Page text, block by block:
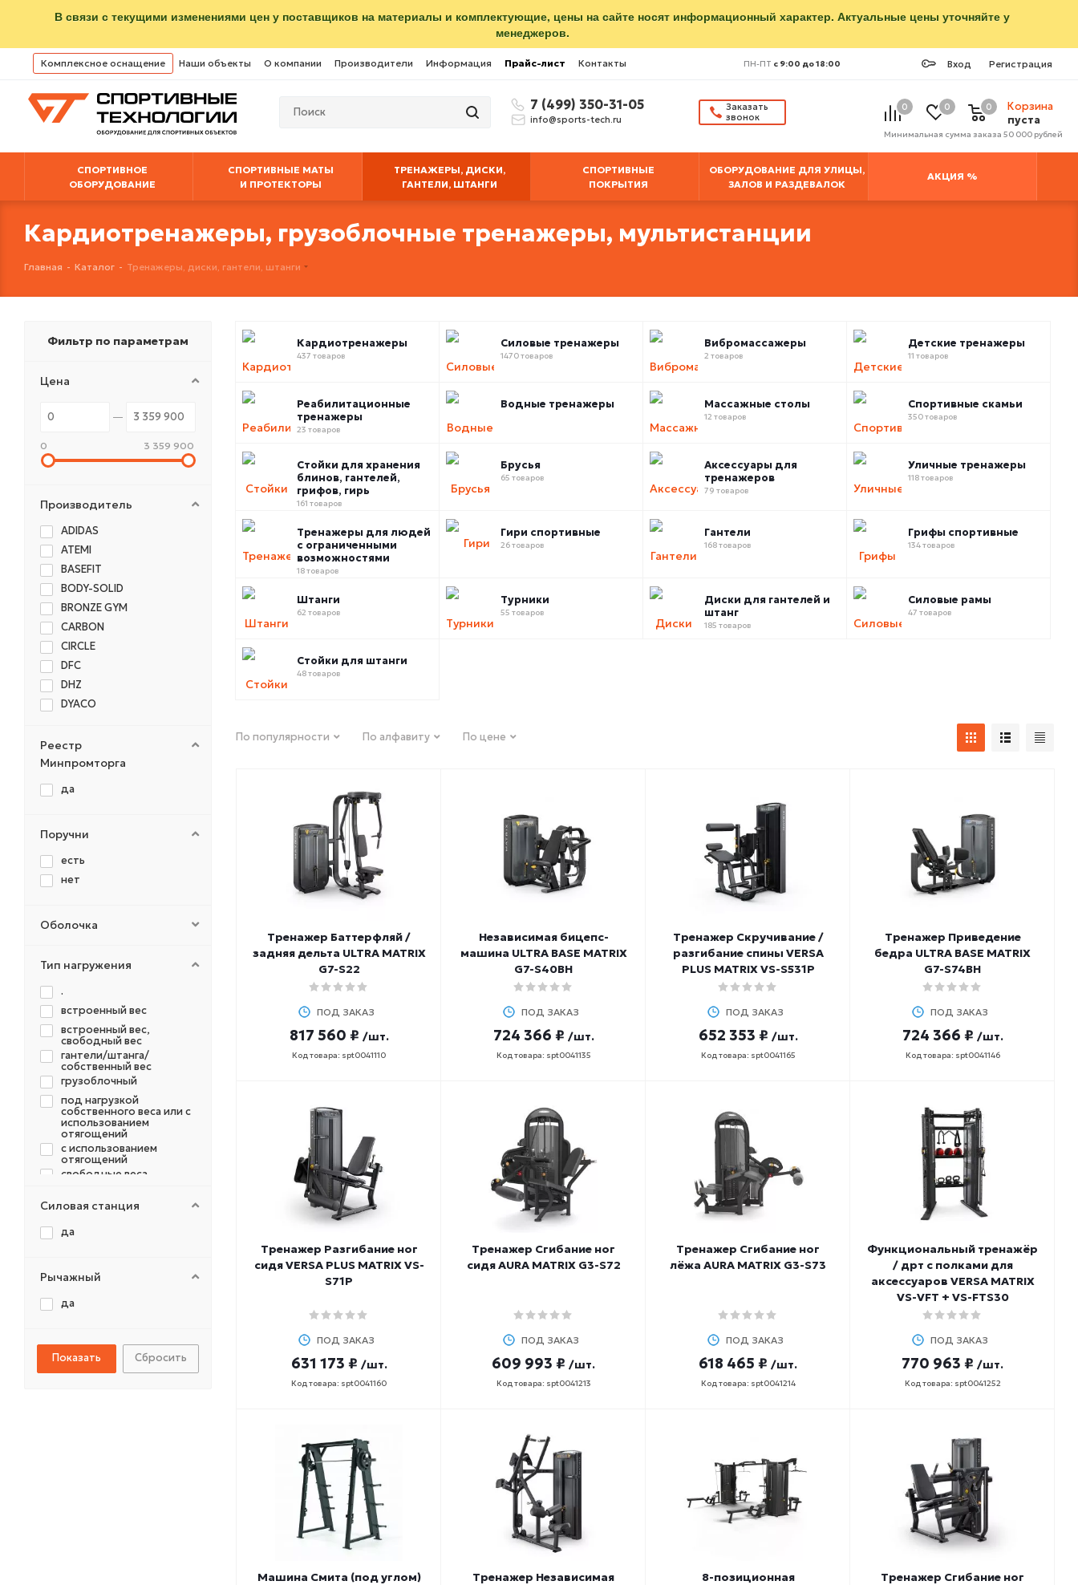
В связи с текущими изменениями цен у поставщиков на материалы и комплектующие, цены на сайте носят информационный характер. Актуальные цены уточняйте у
менеджеров.
Комплексное оснащение Наши объекты О компании Производители Информация Прайс-лист Контакты Вход Регистрация
ПН-ПТ с 9:00 до 18:00
7 (499) 350-31-05
info@sports-tech.ru
Заказать
звонок
0 0
Корзина
пуста
0
Минимальная сумма заказа 50 000 рублей
СПОРТИВНОЕ
ОБОРУДОВАНИЕ
СПОРТИВНЫЕ МАТЫ
И ПРОТЕКТОРЫ
ТРЕНАЖЕРЫ, ДИСКИ,
ГАНТЕЛИ, ШТАНГИ
СПОРТИВНЫЕ
ПОКРЫТИЯ
ОБОРУДОВАНИЕ ДЛЯ УЛИЦЫ,
ЗАЛОВ И РАЗДЕВАЛОК
АКЦИЯ %
Кардиотренажеры, грузоблочные тренажеры, мультистанции
Главная - Каталог - Тренажеры, диски, гантели, штанги
Кардиотренажеры
437 товаров
Силовые тренажеры
1470 товаров
Вибромассажеры
2 товаров
Детские тренажеры
11 товаров
Реабилитационные
тренажеры
23 товаров
Водные тренажеры Массажные столы
12 товаров
Спортивные скамьи
350 товаров
Стойки для хранения
блинов, гантелей,
грифов, гирь
161 товаров
Брусья
65 товаров
Аксессуары для
тренажеров
79 товаров
Уличные тренажеры
118 товаров
Тренажеры для людей
с ограниченными
возможностями
18 товаров
Гири спортивные
26 товаров
Гантели
168 товаров
Грифы спортивные
134 товаров
Штанги
62 товаров
Турники
55 товаров
Диски для гантелей и
штанг
185 товаров
Силовые рамы
47 товаров
Стойки для штанги
48 товаров
По популярности По алфавиту По цене
Тренажер Баттерфляй /
задняя дельта ULTRA MATRIX
G7-S22
ПОД ЗАКАЗ
817 560 ₽ /шт.
Код товара: spt0041110
Независимая бицепс-
машина ULTRA BASE MATRIX
G7-S40BH
ПОД ЗАКАЗ
724 366 ₽ /шт.
Код товара: spt0041135
Тренажер Скручивание /
разгибание спины VERSA
PLUS MATRIX VS-S531P
ПОД ЗАКАЗ
652 353 ₽ /шт.
Код товара: spt0041165
Тренажер Приведение
бедра ULTRA BASE MATRIX
G7-S74BH
ПОД ЗАКАЗ
724 366 ₽ /шт.
Код товара: spt0041146
Тренажер Разгибание ног
сидя VERSA PLUS MATRIX VS-
S71P
ПОД ЗАКАЗ
631 173 ₽ /шт.
Код товара: spt0041160
Тренажер Сгибание ног
сидя AURA MATRIX G3-S72
ПОД ЗАКАЗ
609 993 ₽ /шт.
Код товара: spt0041213
Тренажер Сгибание ног
лёжа AURA MATRIX G3-S73
ПОД ЗАКАЗ
618 465 ₽ /шт.
Код товара: spt0041214
Функциональный тренажёр
/ дрт с полками для
аксессуаров VERSA MATRIX
VS-VFT + VS-FTS30
ПОД ЗАКАЗ
770 963 ₽ /шт.
Код товара: spt0041252
Машина Смита (под углом)
Тренажер Независимая
8-позиционная
Тренажер Сгибание ног
Фильтр по параметрам
Цена
0 3 359 900
Производитель
ADIDAS
ATEMI
BASEFIT
BODY-SOLID
BRONZE GYM
CARBON
CIRCLE
DFC
DHZ
DYACO
FOREMAN
HASTTINGS
MATRIX
MB Barbell
MERACH
PRCTZ
PRECOR
PROFI-FIT
REBEL
SHUA
SPEEDIANCE
SPIRIT
STARFIT
SVENSSON
TANGEN
TORRES
ULTRAGYM
СПОРТИВНЫЕ
V-SPORT
Реестр
Минпромторга
да
Поручни
есть
нет
Оболочка
Тип нагружения
.
встроенный вес
встроенный вес,
свободный вес
гантели/штанга/
собственный вес
грузоблочный
под нагрузкой
собственного веса или с
использованием
отягощений
с использованием
отягощений
свободные веса
со свободными весами
собственный вес
штанга/собственный
вес
Силовая станция
да
Рычажный
да
Сбросить